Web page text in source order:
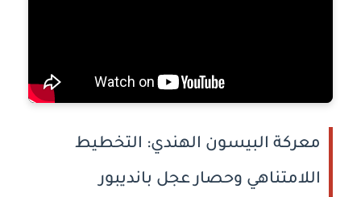
معركة البيسون الهندي: التخطيط
اللامتناهي وحصار عجل بانديبور